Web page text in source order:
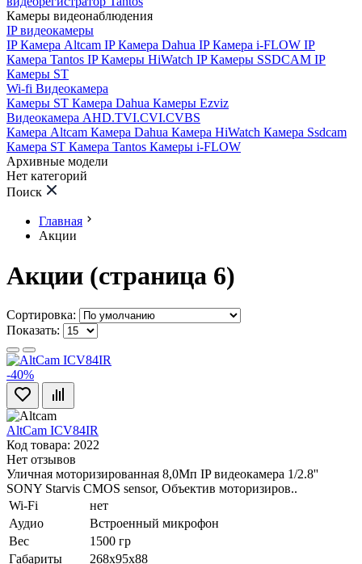
Камеры видеонаблюдения
IP видеокамеры
IP Камера Altcam IP Камера Dahua IP Камера i-FLOW IP
Камера Tantos IP Камеры HiWatch IP Камеры SSDCAM IP
Камеры ST
Wi-fi Видеокамера
Камеры ST Камера Dahua Камеры Ezviz
Видеокамера AHD.TVI.CVI.CVBS
Камера Altcam Камера Dahua Камера HiWatch Камера Ssdcam
Камера ST Камера Tantos Камеры i-FLOW
Архивные модели
Нет категорий
Поиск
Главная
Акции
Акции (страница 6)
Сортировка:
Показать:
-40%
AltCam ICV84IR
Код товара: 2022
Нет отзывов
Уличная моторизированная 8,0Мп IP видеокамера 1/2.8''
SONY Starvis CMOS sensor, Объектив моторизиров..
Wi-Fi
нет
Аудио
Встроенный микрофон
Вес
1500 гр
Габариты
268x95x88